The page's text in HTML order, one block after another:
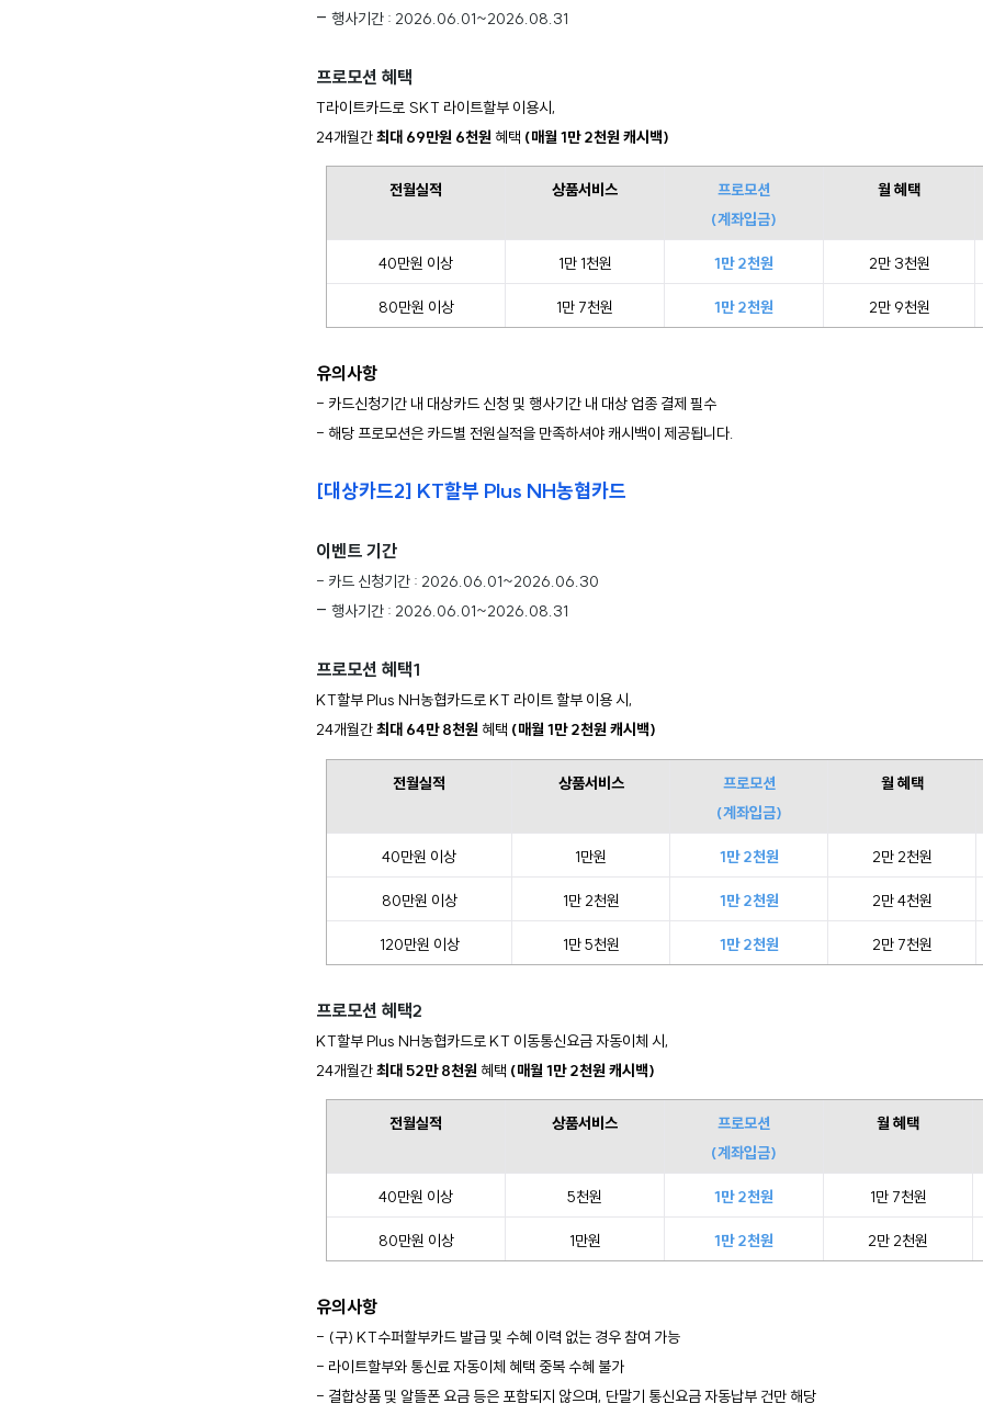
- 행사기간 : 2026.06.01~2026.08.31
프로모션 혜택
T라이트카드로 SKT 라이트할부 이용시,
24개월간 최대 69만원 6천원 혜택 (매월 1만 2천원 캐시백)
전월실적 상품서비스
프로모션
(계좌입금)
월 혜택
40만원 이상 1만 1천원 1만 2천원 2만 3천원
80만원 이상 1만 7천원 1만 2천원 2만 9천원
유의사항
- 카드신청기간 내 대상카드 신청 및 행사기간 내 대상 업종 결제 필수
- 해당 프로모션은 카드별 전원실적을 만족하셔야 캐시백이 제공됩니다.
[대상카드2] KT할부 Plus NH농협카드
이벤트 기간
- 카드 신청기간 : 2026.06.01~2026.06.30
- 행사기간 : 2026.06.01~2026.08.31
프로모션 혜택1
KT할부 Plus NH농협카드로 KT 라이트 할부 이용 시,
24개월간 최대 64만 8천원 혜택 (매월 1만 2천원 캐시백)
전월실적 상품서비스
프로모션
(계좌입금)
월 혜택
40만원 이상 1만원 1만 2천원 2만 2천원
80만원 이상 1만 2천원 1만 2천원 2만 4천원
120만원 이상 1만 5천원 1만 2천원 2만 7천원
프로모션 혜택2
KT할부 Plus NH농협카드로 KT 이동통신요금 자동이체 시,
24개월간 최대 52만 8천원 혜택 (매월 1만 2천원 캐시백)
전월실적 상품서비스
프로모션
(계좌입금)
월 혜택
40만원 이상 5천원 1만 2천원 1만 7천원
80만원 이상 1만원 1만 2천원 2만 2천원
유의사항
- (구) KT수퍼할부카드 발급 및 수혜 이력 없는 경우 참여 가능
- 라이트할부와 통신료 자동이체 혜택 중복 수혜 불가
- 결합상품 및 알뜰폰 요금 등은 포함되지 않으며, 단말기 통신요금 자동납부 건만 해당